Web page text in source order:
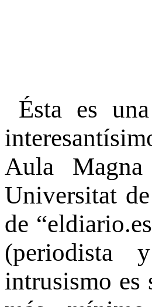
Ésta es
Aula
Universitat
de
(periodista
intrusismo es